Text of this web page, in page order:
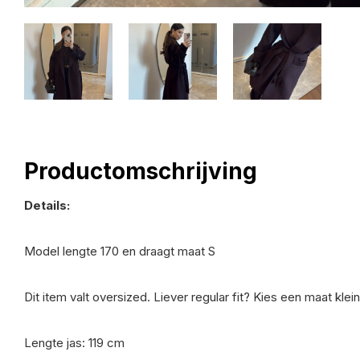
Productomschrijving
Details:
Model lengte 170 en draagt maat S
Dit item valt oversized. Liever regular fit? Kies een maat
Lengte jas: 119 cm